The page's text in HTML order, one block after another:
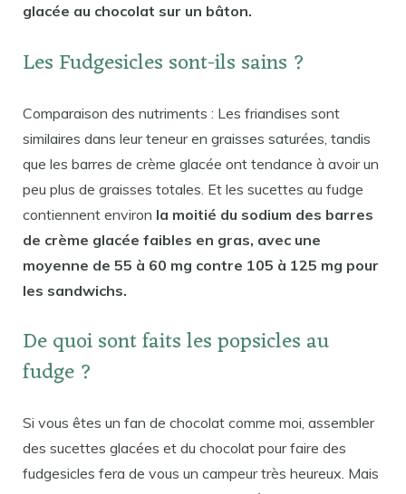
glacée au chocolat sur un bâton.
Les Fudgesicles sont-ils sains ?
Comparaison des nutriments : Les friandises sont
similaires dans leur teneur en graisses saturées, tandis
que les barres de crème glacée ont tendance à avoir un
peu plus de graisses totales. Et les sucettes au fudge
contiennent environ la moitié du sodium des barres
de crème glacée faibles en gras, avec une
moyenne de 55 à 60 mg contre 105 à 125 mg pour
les sandwichs.
De quoi sont faits les popsicles au
fudge ?
Si vous êtes un fan de chocolat comme moi, assembler
des sucettes glacées et du chocolat pour faire des
fudgesicles fera de vous un campeur très heureux. Mais